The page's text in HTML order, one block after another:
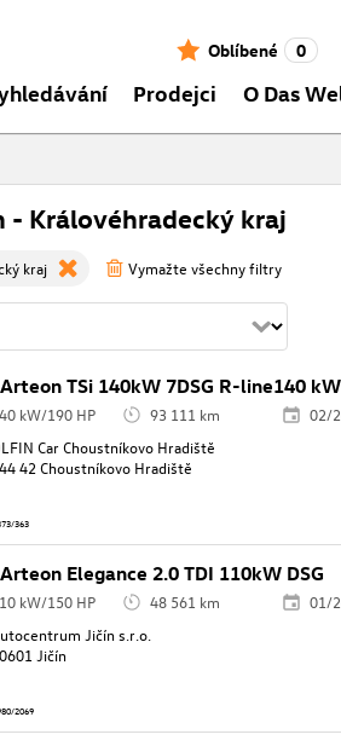
Oblíbené 0
Prodejci O Das
- Královéhradecký kraj
kraj Vymažte všechny filtry
TSi 140kW 7DSG R-line140 kW
kW/190 HP 93 111 km
02/
Car Choustníkovo Hradiště
42 Choustníkovo Hradiště
363
Elegance 2.0 TDI 110kW DSG
kW/150 HP 48 561 km
01/
Jičín s.r.o.
Jičín
2069